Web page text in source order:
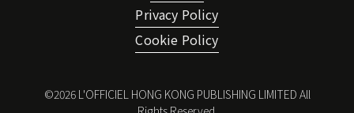
Privacy Policy
Cookie Policy
©2026L'OFFICIEL HONG KONG PUBLISHING LIMITED All